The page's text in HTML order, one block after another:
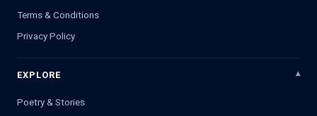
Terms & Conditions
Privacy Policy
EXPLORE
Poetry & Stories